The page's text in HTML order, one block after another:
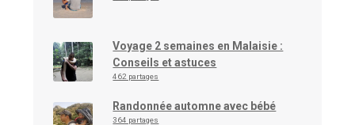
Voyage 2 semaines en Malaisie :
Conseils et astuces
462 partages
Randonnée automne avec bébé
364 partages